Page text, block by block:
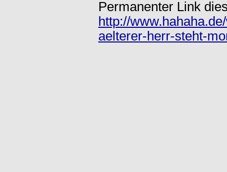
Permanenter Link
http://
aelterer-herr-steht-